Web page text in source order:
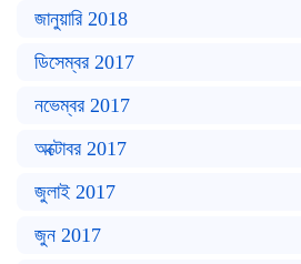
জানুয়ারি 2018
ডিসেম্বর 2017
নভেম্বর 2017
অক্টোবর 2017
জুলাই 2017
জুন 2017